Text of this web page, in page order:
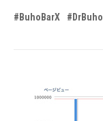
#BuhoBarX #DrBuho